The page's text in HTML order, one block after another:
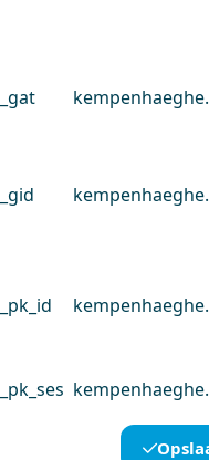
_gat
_gid
_pk_id
_pk_ses